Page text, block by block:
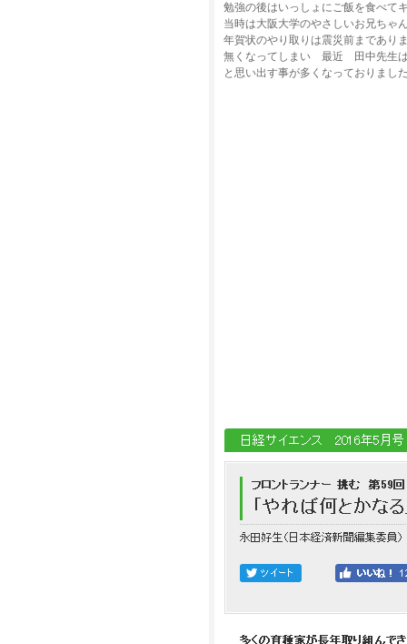
勉強の後はいっしょにご飯を食べて
当時は大阪大学のやさしいお兄ちゃ
年賀状のやり取りは震災前まであ
無くなってしまい 最近 田中先生
と思い出す事が多くなっておりまし